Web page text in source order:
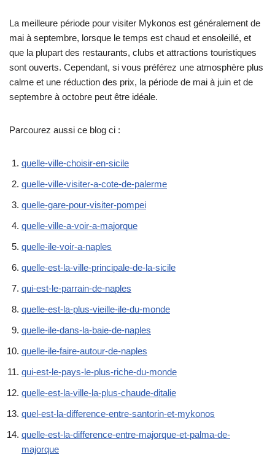
La meilleure période pour visiter Mykonos est généralement de
mai à septembre, lorsque le temps est chaud et ensoleillé, et
que la plupart des restaurants, clubs et attractions touristiques
sont ouverts. Cependant, si vous préférez une atmosphère plus
calme et une réduction des prix, la période de mai à juin et de
septembre à octobre peut être idéale.
Parcourez aussi ce blog ci :
quelle-ville-choisir-en-sicile
quelle-ville-visiter-a-cote-de-palerme
quelle-gare-pour-visiter-pompei
quelle-ville-a-voir-a-majorque
quelle-ile-voir-a-naples
quelle-est-la-ville-principale-de-la-sicile
qui-est-le-parrain-de-naples
quelle-est-la-plus-vieille-ile-du-monde
quelle-ile-dans-la-baie-de-naples
quelle-ile-faire-autour-de-naples
qui-est-le-pays-le-plus-riche-du-monde
quelle-est-la-ville-la-plus-chaude-ditalie
quel-est-la-difference-entre-santorin-et-mykonos
quelle-est-la-difference-entre-majorque-et-palma-de-
majorque